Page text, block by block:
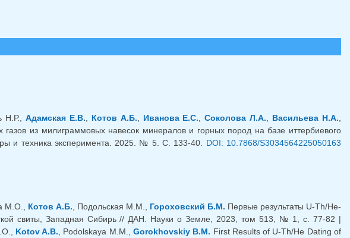
Н.Р., Адамская Е.В. Котов А.Б. Иванова Е.С. ,Соколова Л.А. Васильева Н.А.
из милиграммовых навесок минералов и горных пород на базе иттербиевого
и техника эксперимента. 2025. № 5. С. 133-40. DOI: 10.7868/S3034564225050163
М.О., Котов А.Б. , Подольская М.М., Гороховский Б.М. Первые результаты U-Th/He-
свиты, Западная Сибирь // ДАН. Науки о Земле, 2023, том 513, № 1, с. 77-82 |
Kotov A.B. , Podolskaya M.M.,Gorokhovskiy B.M. First Results of U-Th/He Dating of